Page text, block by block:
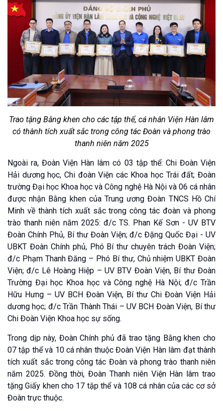
Trao tặng Bằng khen cho các tập thể, cá nhân Viện Hàn lâm
có thành tích xuất sắc trong công tác Đoàn và phong trào
thanh niên năm 2025
Ngoài ra, Đoàn Viện Hàn lâm có 03 tập thể: Chi Đoàn Viện
Hải dương học, Chi đoàn Viện các Khoa học Trái đất; Đoàn
trường Đại học Khoa học và Công nghệ Hà Nội và 06 cá nhân
được nhận Bằng khen của Trung ương Đoàn TNCS Hồ Chí
Minh về thành tích xuất sắc trong công tác đoàn và phong
trào thanh niên năm 2025: đ/c TS. Phan Kế Sơn - UV BTV
Đoàn Chính Phủ, Bí thư Đoàn Viện; đ/c Đặng Quốc Đại - UV
UBKT Đoàn Chính phủ, Phó Bí thư chuyên trách Đoàn Viện;
đ/c Phạm Thanh Đăng – Phó Bí thư, Chủ nhiệm UBKT Đoàn
Viện; đ/c Lê Hoàng Hiệp – UV BTV Đoàn Viện, Bí thư Đoàn
Trường Đại học Khoa học và Công nghệ Hà Nội; đ/c Trần
Hữu Hưng – UV BCH Đoàn Viện, Bí thư Chi Đoàn Viện Hải
dương học; đ/c Trần Thành Thái – UV BCH Đoàn Viện, Bí thư
Chi Đoàn Viện Khoa học sự sống.
Trong dịp này, Đoàn Chính phủ đã trao tặng Bằng khen cho
07 tập thể và 10 cá nhân thuộc Đoàn Viện Hàn lâm đạt thành
tích xuất sắc trong công tác Đoàn và phong trào thanh niên
năm 2025. Đồng thời, Đoàn Thanh niên Viện Hàn lâm trao
tặng Giấy khen cho 17 tập thể và 108 cá nhân của các cơ sở
Đoàn trực thuộc.